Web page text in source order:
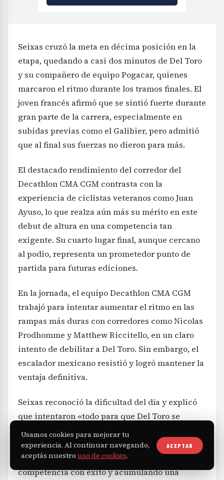
Seixas cruzó la meta en décima posición en la
etapa, quedando a casi dos minutos de Del Toro
y su compañero de equipo Pogacar, quienes
marcaron el ritmo durante los tramos finales. El
joven francés afirmó que se sintió fuerte durante
gran parte de la carrera, especialmente en
subidas previas como el Galibier, pero admitió
que al final sus fuerzas no dieron para más.
El destacado rendimiento del corredor del
Decathlon CMA CGM contrasta con la
experiencia de ciclistas veteranos como Juan
Ayuso, lo que realza aún más su mérito en este
debut de altura en una competencia tan
exigente. Su cuarto lugar final, aunque cercano
al podio, representa un prometedor punto de
partida para futuras ediciones.
En la jornada, el equipo Decathlon CMA CGM
trabajó para intentar aumentar el ritmo en las
rampas más duras con corredores como Nicolas
Prodhomme y Matthew Riccitello, en un claro
intento de debilitar a Del Toro. Sin embargo, el
escalador mexicano resistió y logró mantener la
ventaja definitiva.
Seixas reconoció la dificultad del día y explicó
que intentaron «todo para que Del Toro se
rindiera», pero que simplemente el rival fue
más fuerte. Expresó satisfacción por el
resultado final, especialmente por completar la
competencia con éxito y acumulando una
Usamos cookies para mejorar tu
experiencia. Al continuar navegando,
aceptás nuestro uso de cookies.
ACEPTAR